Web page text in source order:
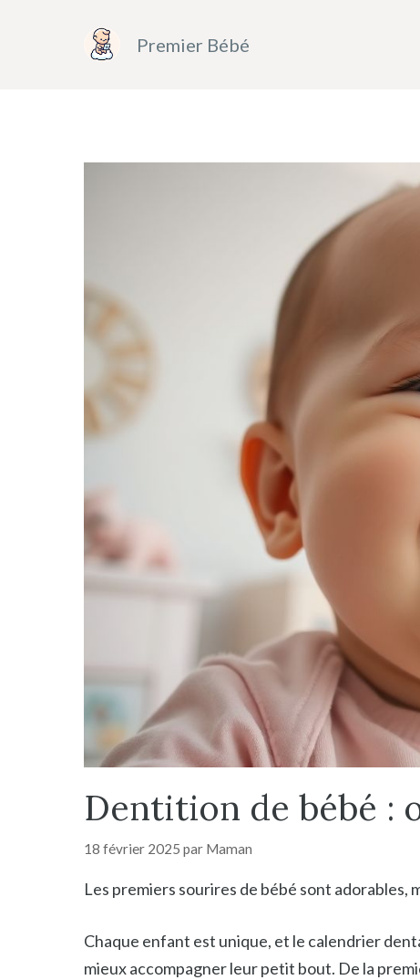
Premier Bébé
Dentition de bébé :
18 février 2025 par Maman
Les premiers sourires de bébé sont adorables,
Chaque enfant est unique, et le calendrier
mieux accompagner leur petit bout. De la